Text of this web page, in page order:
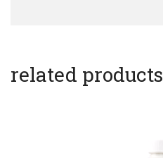
related products